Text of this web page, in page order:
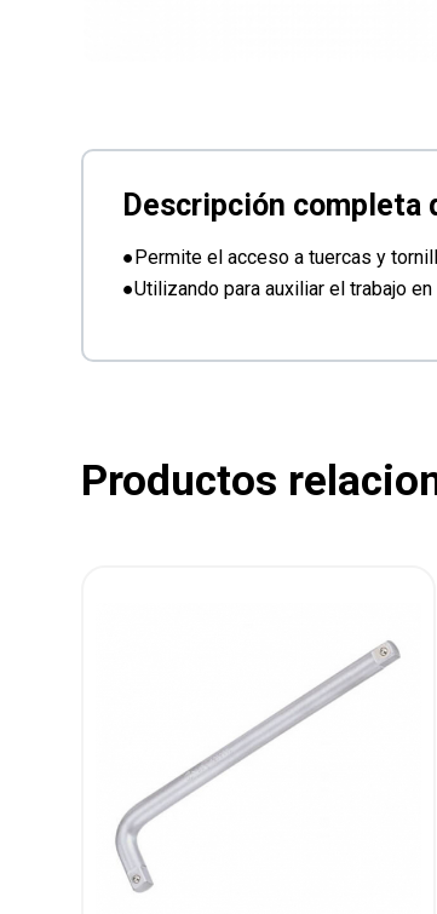
●Permite el acceso a tuercas y
●Utilizando para auxiliar el trabajo
Productos